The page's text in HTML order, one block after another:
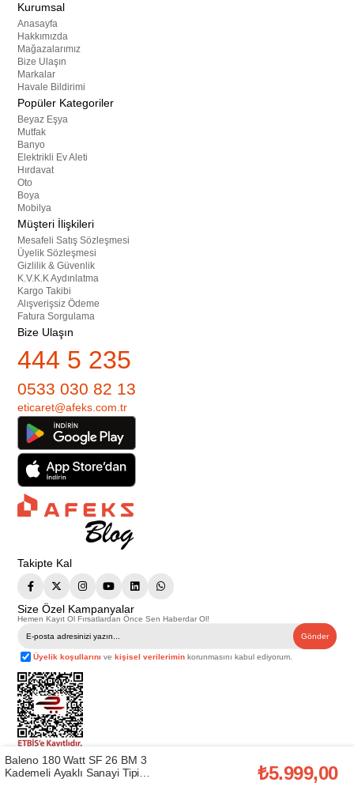
Kurumsal
Anasayfa
Hakkımızda
Mağazalarımız
Bize Ulaşın
Markalar
Havale Bildirimi
Popüler Kategoriler
Beyaz Eşya
Mutfak
Banyo
Elektrikli Ev Aleti
Hırdavat
Oto
Boya
Mobilya
Müşteri İlişkileri
Mesafeli Satış Sözleşmesi
Üyelik Sözleşmesi
Gizlilik & Güvenlik
K.V.K.K Aydınlatma
Kargo Takibi
Alışverişsiz Ödeme
Fatura Sorgulama
Bize Ulaşın
444 5 235
0533 030 82 13
eticaret@afeks.com.tr
Takipte Kal
Size Özel Kampanyalar
Hemen Kayıt Ol Fırsatlardan Önce Sen Haberdar Ol!
Gönder
Üyelik koşullarını vekişisel verilerimin korunmasını kabul ediyorum.
Telif Hakkı © 2026Afeks Yapı Market
. Tüm hakları saklıdır.
Bu web sitesindeki tüm ürünler ticari amaçlıdır. Web sitemizde yer alan
görsel ve yazılı içerikler firmamıza ait olup, firmamızın yazılı izni alınmadan
Baleno 180 Watt SF 26 BM 3
Kademeli Ayaklı Sanayi Tipi
₺5.999,00